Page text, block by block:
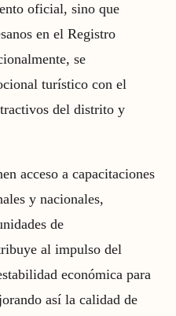
oficial, sino que
en el Registro
se
turístico con el
del distrito y
acceso a capacitaciones
y nacionales,
de
al impulso del
económica para
así la calidad de